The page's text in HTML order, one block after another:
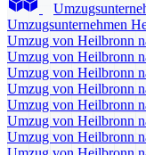
Umzugsunternehmen
Umzug von Heilbronn
Umzug von Heilbronn
Umzug von Heilbronn
Umzug von Heilbronn
Umzug von Heilbronn
Umzug von Heilbronn
Umzug von Heilbronn